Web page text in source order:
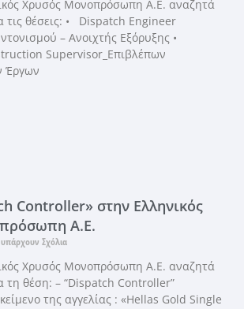
Χρυσός Μονοπρόσωπη Α.Ε. αναζητά
τις θέσεις: • Dispatch Engineer
– Ανοιχτής Εξόρυξης •
Supervisor_Επιβλέπων
Έργων
Controller» στην Ελληνικός
Α.Ε.
Σχόλια
Χρυσός Μονοπρόσωπη Α.Ε. αναζητά
τη θέση: – “Dispatch Controller”
της αγγελίας : «Hellas Gold Single